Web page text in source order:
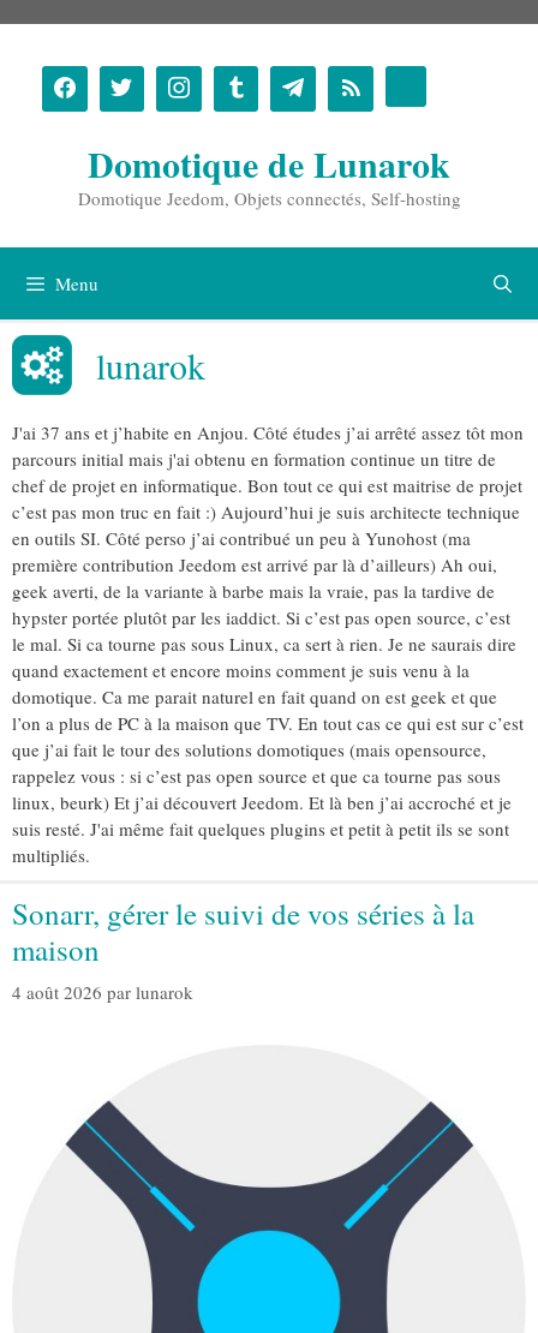
contenu
Domotique de Lunarok
Domotique Jeedom, Objets connectés, Self-hosting
Menu
lunarok
J'ai 37 ans et j’habite en Anjou. Côté études j’ai arrêté assez tôt mon
parcours initial mais j'ai obtenu en formation continue un titre de
chef de projet en informatique. Bon tout ce qui est maitrise de projet
c’est pas mon truc en fait :) Aujourd’hui je suis architecte technique
en outils SI. Côté perso j’ai contribué un peu à Yunohost (ma
première contribution Jeedom est arrivé par là d’ailleurs) Ah oui,
geek averti, de la variante à barbe mais la vraie, pas la tardive de
hypster portée plutôt par les iaddict. Si c’est pas open source, c’est
le mal. Si ca tourne pas sous Linux, ca sert à rien. Je ne saurais dire
quand exactement et encore moins comment je suis venu à la
domotique. Ca me parait naturel en fait quand on est geek et que
l’on a plus de PC à la maison que TV. En tout cas ce qui est sur c’est
que j’ai fait le tour des solutions domotiques (mais opensource,
rappelez vous : si c’est pas open source et que ca tourne pas sous
linux, beurk) Et j’ai découvert Jeedom. Et là ben j’ai accroché et je
suis resté. J'ai même fait quelques plugins et petit à petit ils se sont
multipliés.
Sonarr, gérer le suivi de vos séries à la
maison
4 août 2026 par lunarok